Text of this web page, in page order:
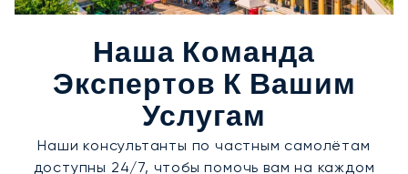
Наша Команда
Экспертов К Вашим
Услугам
Наши консультанты по частным самолётам
доступны 24/7, чтобы помочь вам на каждом